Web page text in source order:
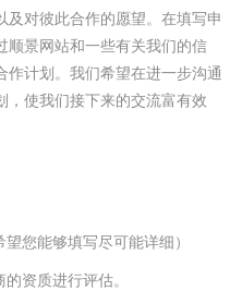
对彼此合作的愿望。在填写申
顺景网站和一些有关我们的信
计划。我们希望在进一步沟通
，使我们接下来的交流富有效
您能够填写尽可能详细）
资质进行评估。